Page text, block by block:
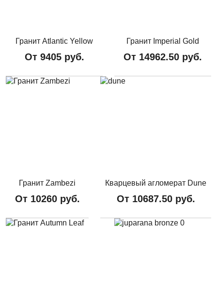
Гранит Atlantic Yellow
От 9405руб.
Гранит Imperial Gold
От 14962.50 руб.
Гранит Zambezi
От 10260руб.
Кварцевый агломерат Dune
От 10687.50руб.